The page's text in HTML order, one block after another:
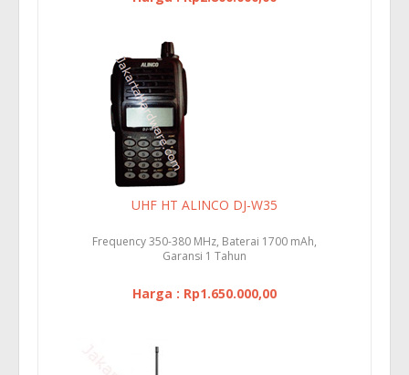
UHF HT ALINCO DJ-W35
Frequency 350-380 MHz, Baterai 1700 mAh,
Garansi 1 Tahun
Harga : Rp1.650.000,00